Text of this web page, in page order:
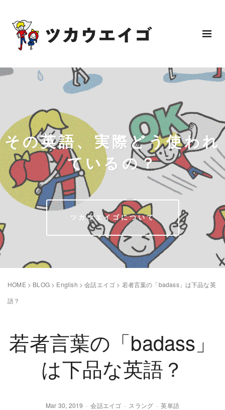
その英語、実際どう使われ
ているの？
ツカウエイゴについて
HOME > BLOG> English >会話エイゴ > 若者言葉の「badass」は下品な英
語？
若者言葉の「badass」
は下品な英語？
Mar 30, 2019 会話エイゴ スラング 英単語